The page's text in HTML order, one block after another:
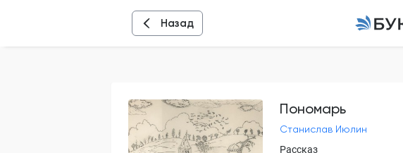
Назад
Пономарь
Станислав Июлин
Рассказ
Что-то пошло не так. Мы